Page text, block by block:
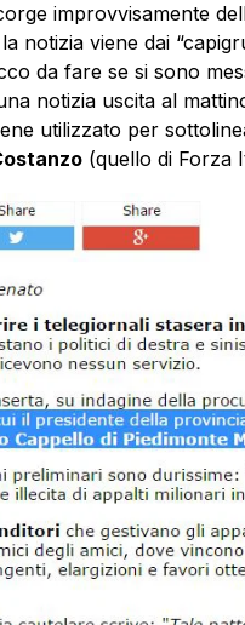
improvvisamente
notizia viene dai
da fare se si sono
notizia uscita al
utilizzato per
(quello di Forza